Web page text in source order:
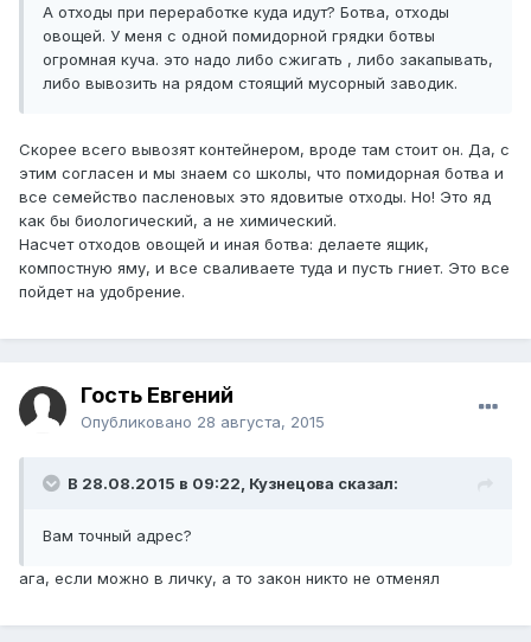
А отходы при переработке куда идут? Ботва, отходы
овощей. У меня с одной помидорной грядки ботвы
огромная куча. это надо либо сжигать , либо закапывать,
либо вывозить на рядом стоящий мусорный заводик.
Скорее всего вывозят контейнером, вроде там стоит он. Да, с
этим согласен и мы знаем со школы, что помидорная ботва и
все семейство пасленовых это ядовитые отходы. Но! Это яд
как бы биологический, а не химический.
Насчет отходов овощей и иная ботва: делаете ящик,
компостную яму, и все сваливаете туда и пусть гниет. Это все
пойдет на удобрение.
Гость Евгений
Опубликовано 28 августа, 2015
В 28.08.2015 в 09:22, Кузнецова сказал:
Вам точный адрес?
ага, если можно в личку, а то закон никто не отменял